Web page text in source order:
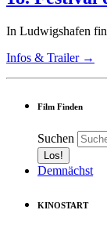
In Ludwigshafen
Infos & Trailer →
Film Finden
Suchen
Demnächst
KINOSTART